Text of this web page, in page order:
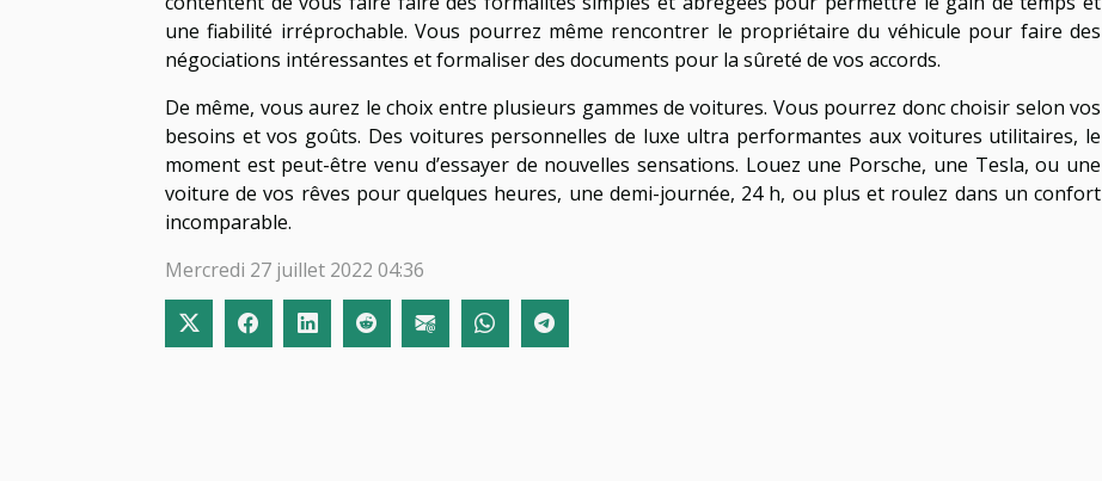
une fiabilité irréprochable. Vous pourrez même rencontrer le propriétaire du véhicule pour faire des
négociations intéressantes et formaliser des documents pour la sûreté de vos accords.
De même, vous aurez le choix entre plusieurs gammes de voitures. Vous pourrez donc choisir selon vos
besoins et vos goûts. Des voitures personnelles de luxe ultra performantes aux voitures utilitaires, le
moment est peut-être venu d’essayer de nouvelles sensations. Louez une Porsche, une Tesla, ou une
voiture de vos rêves pour quelques heures, une demi-journée, 24 h, ou plus et roulez dans un confort
incomparable.
Mercredi 27 juillet 2022 04:36